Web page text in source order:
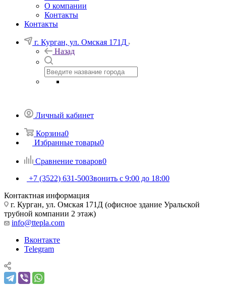
О компании
Контакты
Контакты
г. Курган, ул. Омская 171Д
Назад
Личный кабинет
Корзина0
Избранные товары0
Сравнение товаров0
+7 (3522) 631-500Звонить с 9:00 до 18:00
Контактная информация
г. Курган, ул. Омская 171Д (офисное здание Уральской
трубной компании 2 этаж)
info@ttepla.com
Вконтакте
Telegram